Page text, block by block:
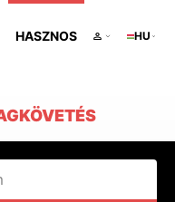
HASZNOS HU